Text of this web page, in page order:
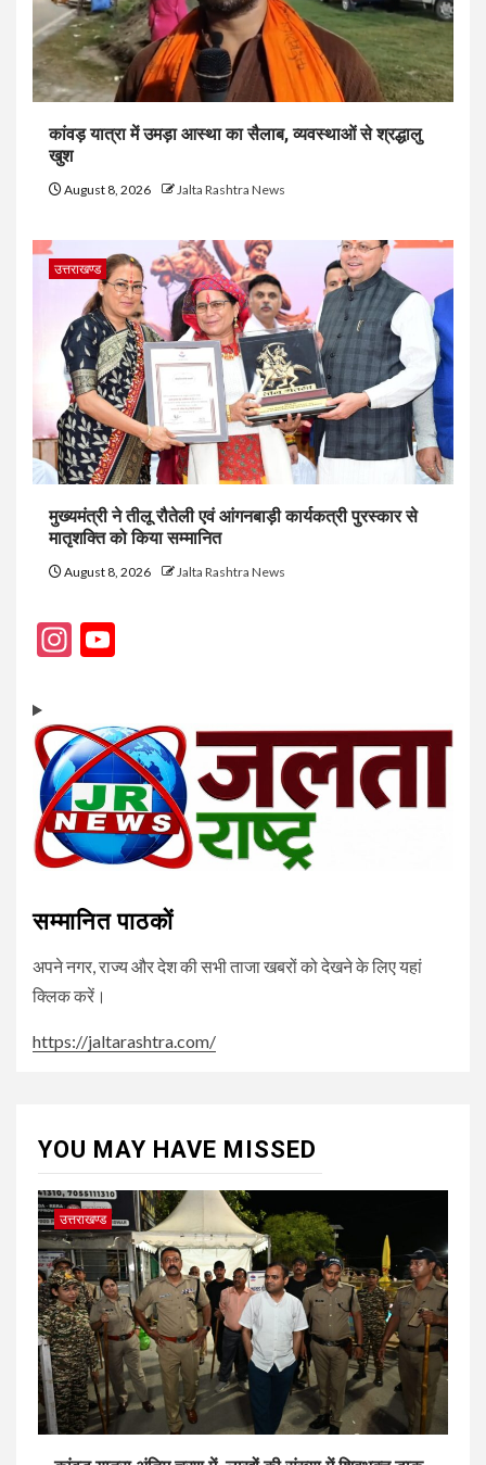
कांवड़ यात्रा में उमड़ा आस्था का सैलाब, व्यवस्थाओं से श्रद्धालु
खुश
August 8, 2026 Jalta Rashtra News
उत्तराखण्ड
मुख्यमंत्री ने तीलू रौतेली एवं आंगनबाड़ी कार्यकत्री पुरस्कार से
मातृशक्ति को किया सम्मानित
August 8, 2026 Jalta Rashtra News
Instagram
सम्मानित पाठकों
अपने नगर, राज्य और देश की सभी ताजा खबरों को देखने के लिए यहां
क्लिक करें।
https://jaltarashtra.com/
YOU MAY HAVE MISSED
उत्तराखण्ड